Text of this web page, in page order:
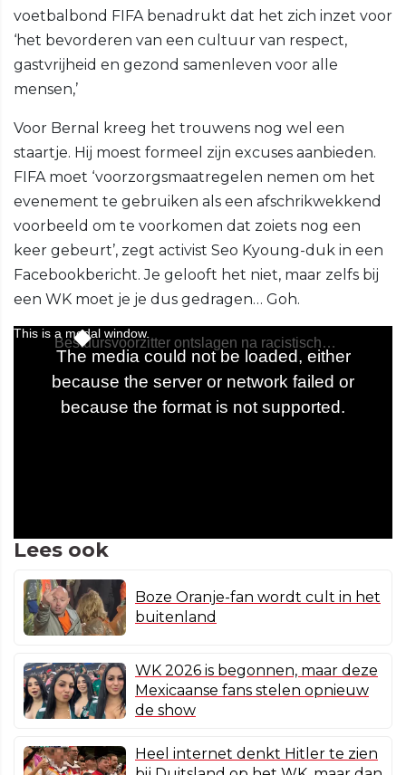
voetbalbond FIFA benadrukt dat het zich inzet voor
‘het bevorderen van een cultuur van respect,
gastvrijheid en gezond samenleven voor alle
mensen,’
Voor Bernal kreeg het trouwens nog wel een
staartje. Hij moest formeel zijn excuses aanbieden.
FIFA moet ‘voorzorgsmaatregelen nemen om het
evenement te gebruiken als een afschrikwekkend
voorbeeld om te voorkomen dat zoiets nog een
keer gebeurt’, zegt activist Seo Kyoung-duk in een
Facebookbericht. Je gelooft het niet, maar zelfs bij
een WK moet je je dus gedragen… Goh.
Lees ook
Boze Oranje-fan wordt cult in het
buitenland
WK 2026 is begonnen, maar deze
Mexicaanse fans stelen opnieuw
de show
Heel internet denkt Hitler te zien